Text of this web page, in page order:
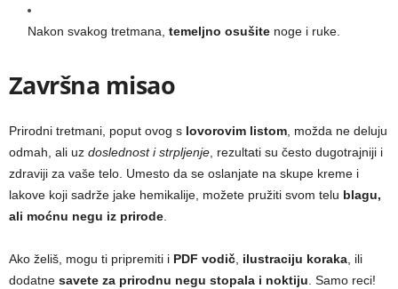
Nakon svakog tretmana, temeljno osušite noge i ruke.
Završna misao
Prirodni tretmani, poput ovog s lovorovim listom, možda ne deluju
odmah, ali uz doslednost i strpljenje, rezultati su često dugotrajniji i
zdraviji za vaše telo. Umesto da se oslanjate na skupe kreme i
lakove koji sadrže jake hemikalije, možete pružiti svom telu blagu,
ali moćnu negu iz prirode.
Ako želiš, mogu ti pripremiti i PDF vodič, ilustraciju koraka, ili
dodatne savete za prirodnu negu stopala i noktiju. Samo reci!